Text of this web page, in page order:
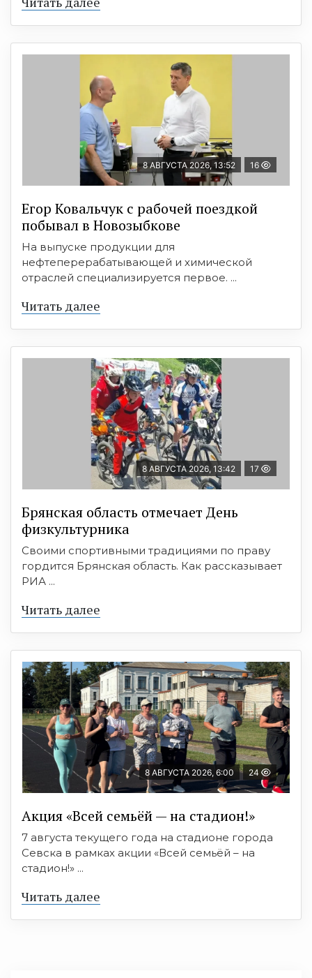
8 АВГУСТА 2026, 13:52 16
Егор Ковальчук с рабочей поездкой
побывал в Новозыбкове
На выпуске продукции для
нефтеперерабатывающей и химической
отраслей специализируется первое. ...
Читать далее
8 АВГУСТА 2026, 13:42 17
Брянская область отмечает День
физкультурника
Своими спортивными традициями по праву
гордится Брянская область. Как рассказывает
РИА ...
Читать далее
8 АВГУСТА 2026, 6:00 24
Акция «Всей семьёй — на стадион!»
7 августа текущего года на стадионе города
Севска в рамках акции «Всей семьёй – на
стадион!» ...
Читать далее